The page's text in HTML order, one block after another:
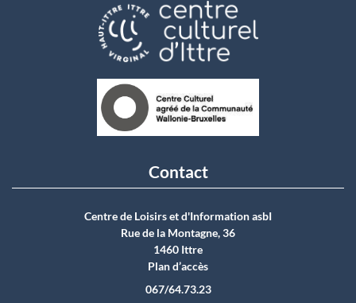
Contact
Centre de Loisirs et d'Information asbI
Rue de la Montagne, 36
1460 Ittre
Plan d’accès
067/64.73.23